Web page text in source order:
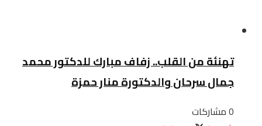
تهنئة من القلب.. زفاف مبارك للدكتور محمد
جمال سرحان والدكتورة منار حمزة
0 مشاركات